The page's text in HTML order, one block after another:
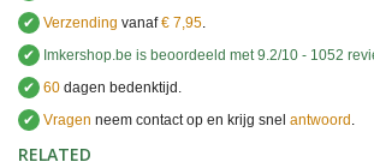
✔ Verzending vanaf€ 7,95.
✔
Imkershop.be is beoordeeld met9.2/10 - 1052
✔ 60 dagen bedenktijd.
✔ Vragen neem contact op en krijg snel antwoord .
RELATED